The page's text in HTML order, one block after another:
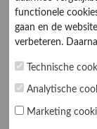
over
functionele
gaan en de
verbeteren.
marketing cookies
toestemming voor
op ieder moment
Technische
Analytische
Marketing